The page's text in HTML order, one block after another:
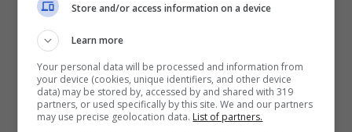
Come svelato dal giornalista Gianluigi
Longari,Xavi potrebbe lasciare
Store and/or access information on a device
Learn more
Your personal data will be processed and information from
your device (cookies, unique identifiers, and other device
data) may be stored by, accessed by and shared with 319
partners, or used specifically by this site. We and our partners
may use precise geolocation data. List of partners.